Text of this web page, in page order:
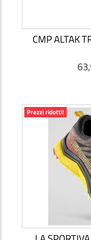
CMP ALTAK
Prezzi ridotti!